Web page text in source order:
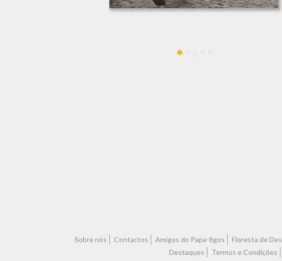
Sobre nós Contactos Amigos do Papa-figos Floresta de
Destaques
Termos e Condições